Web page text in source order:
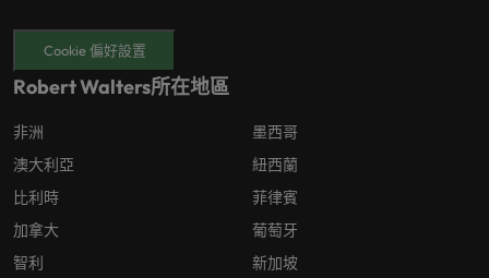
Cookie 偏好設置
Robert Walters所在地區
非洲
澳大利亞
比利時
加拿大
智利
墨西哥
紐西蘭
菲律賓
葡萄牙
新加坡